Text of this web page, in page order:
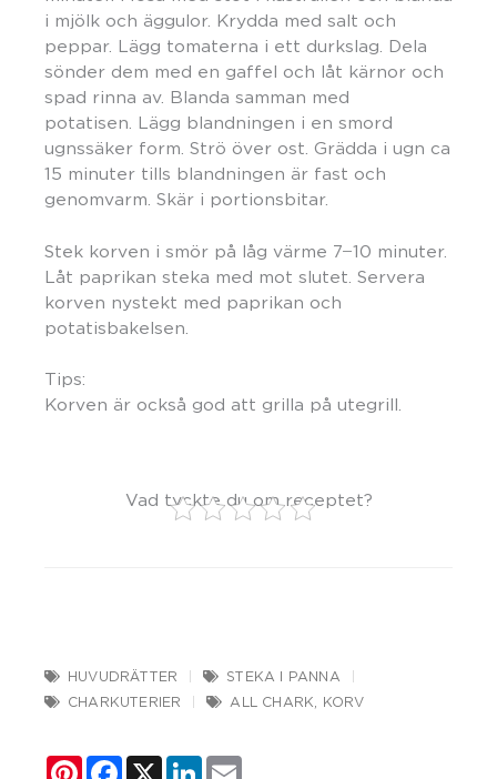
i mjölk och äggulor. Krydda med salt och
peppar. Lägg tomaterna i ett durkslag. Dela
sönder dem med en gaffel och låt kärnor och
spad rinna av. Blanda samman med
potatisen. Lägg blandningen i en smord
ugnssäker form. Strö över ost. Grädda i ugn ca
15 minuter tills blandningen är fast och
genomvarm. Skär i portionsbitar.
Stek korven i smör på låg värme 7 ̶ 10 minuter.
Låt paprikan steka med mot slutet. Servera
korven nystekt med paprikan och
potatisbakelsen.
Tips:
Korven är också god att grilla på utegrill.
Vad tyckte du om receptet?
HUVUDRÄTTER
STEKA I PANNA
CHARKUTERIER
ALL CHARK KORV
PinterestFacebook
X LinkedIn